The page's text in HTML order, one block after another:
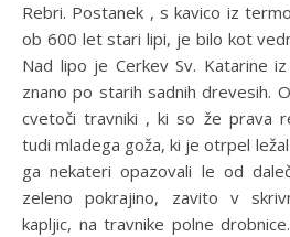
Rebri. Postanek , s kavico iz
ob 600 let stari lipi, je bilo kot
Nad lipo je Cerkev Sv. Katarine
znano po starih sadnih drevesih.
cvetoči travniki , ki so že prava
tudi mladega goža, ki je otrpel
ga nekateri opazovali le od
zeleno pokrajino, zavito v
kapljic, na travnike polne